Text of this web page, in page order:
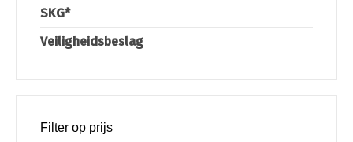
SKG*
Veiligheidsbeslag
Filter op prijs